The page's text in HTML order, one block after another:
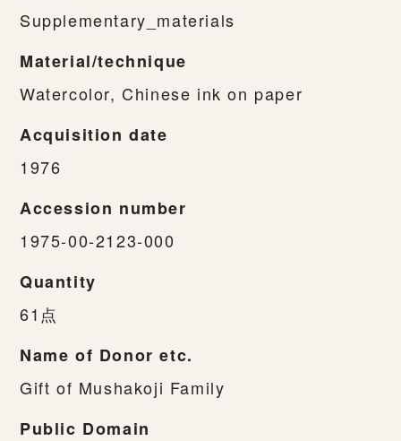
Supplementary_materials
Material/technique
Watercolor, Chinese ink on paper
Acquisition date
1976
Accession number
1975-00-2123-000
Quantity
61点
Name of Donor etc.
Gift of Mushakoji Family
Public Domain